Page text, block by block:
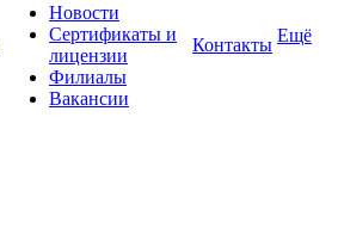
Новости
Сертификаты и
лицензии
Филиалы
Вакансии
Контакты Ещё